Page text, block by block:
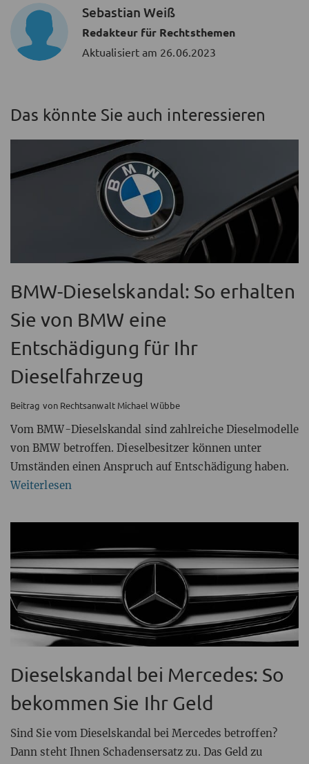
Sebastian Weiß
Redakteur für Rechtsthemen
Aktualisiert am 26.06.2023
Das könnte Sie auch interessieren
BMW-Dieselskandal: So erhalten
Sie von BMW eine
Entschädigung für Ihr
Dieselfahrzeug
Beitrag von Rechtsanwalt Michael Wübbe
Vom BMW-Dieselskandal sind zahlreiche Dieselmodelle
von BMW betroffen. Dieselbesitzer können unter
Umständen einen Anspruch auf Entschädigung haben.
Weiterlesen
Dieselskandal bei Mercedes: So
bekommen Sie Ihr Geld
Sind Sie vom Dieselskandal bei Mercedes betroffen?
Dann steht Ihnen Schadensersatz zu. Das Geld zu